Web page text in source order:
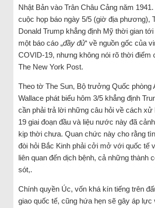
Nhật Bản vào Trân Châu Cảng năm
cuộc họp báo ngày 5/5 (giờ địa phương),
Donald Trump khẳng định Mỹ thời gian
một báo cáo „đầy đủ“ về nguồn gốc của
COVID-19, nhưng không nói rõ thời điểm
The New York Post.
Theo tờ The Sun, Bộ trưởng Quốc phòng
Wallace phát biểu hôm 3/5 khẳng định
cần phải trả lời những câu hỏi về cách xử
19 giai đoạn đầu và liệu nước này đã
kịp thời chưa. Quan chức này cho rằng
đòi hỏi Bắc Kinh phải cởi mở với quốc tế
liên quan đến dịch bệnh, cả những thành
sót,.
Chính quyền Úc, vốn khá kín tiếng trên
giao quốc tế, cũng hứa hẹn sẽ gây áp